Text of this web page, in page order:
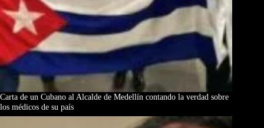
Carta de un Cubano al Alcalde de Medellín contando la verdad sobre
los médicos de su país